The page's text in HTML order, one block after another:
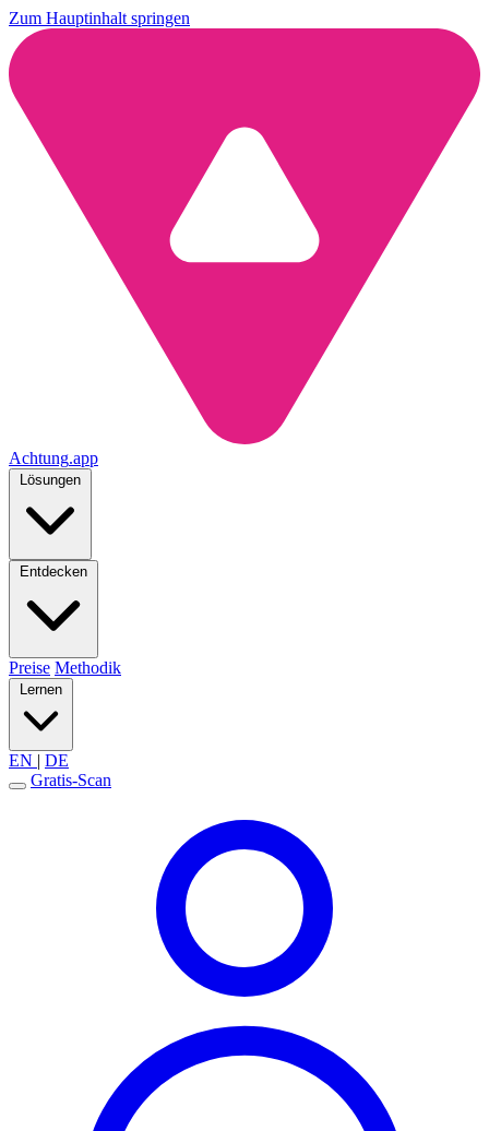
Zum Hauptinhalt springen
Achtung.app
Lösungen
Entdecken
Preise Methodik
Lernen
EN | DE
Gratis-Scan